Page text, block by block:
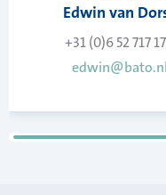
Edwin van
+31 (0)6 52 717
edwin@bato.nl